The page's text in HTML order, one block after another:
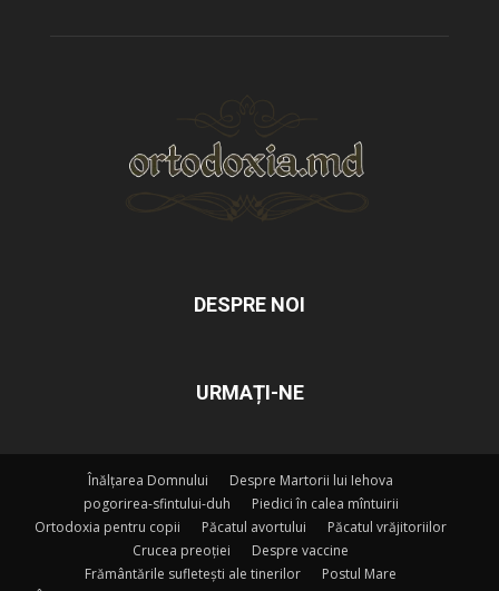
DESPRE NOI
URMAȚI-NE
Înălțarea Domnului
Despre Martorii lui Iehova
pogorirea-sfintului-duh
Piedici în calea mîntuirii
Ortodoxia pentru copii
Păcatul avortului
Păcatul vrăjitoriilor
Crucea preoției
Despre vaccine
Frământările sufletești ale tinerilor
Postul Mare